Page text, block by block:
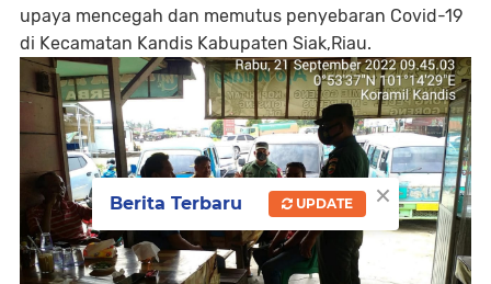
upaya mencegah dan memutus penyebaran Covid-19
di Kecamatan Kandis Kabupaten Siak,Riau.
×
Berita Terbaru UPDATE